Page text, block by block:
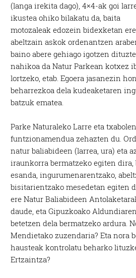
(langa irekita dago), 4×4-ak goi
ikustea ohiko bilakatu da, baita
motozaleak edozein bidexketan
abeltzain askok ordenantzen
baino abere gehiago igotzen
nahikoa da Natur Parkean kotxez
lortzeko, etab. Egoera jasanezin
beharrezkoa dela kudeaketaren
batzuk ematea.
Parke Naturaleko Larre eta
funtzionamendua zehazten du.
natur baliabideen (larrea, ura) eta
iraunkorra bermatzeko egiten
esanda, ingurumenarentzako,
bisitarientzako mesedetan egiten
ere Natur Baliabideen
daude, eta Gipuzkoako
betetzen dela bermatzeko ardura.
Mendietako zuzendaria? Eta nora
hausteak kontrolatu beharko
Ertzaintza?